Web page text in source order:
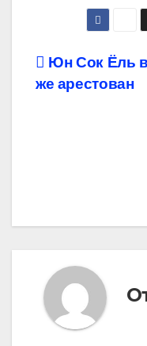
Юн Сок Ёль
же арестован